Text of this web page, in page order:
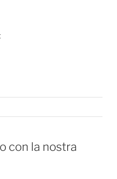
con la nostra